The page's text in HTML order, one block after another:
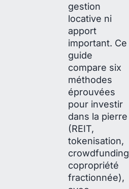
gestion
locative ni
apport
important. Ce
guide
compare six
méthodes
éprouvées
pour investir
dans la pierre
(REIT,
tokenisation,
copropriété
fractionnée),